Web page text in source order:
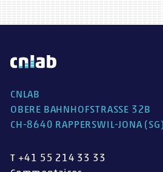
Aucun résultat local
CNLAB
OBERE BAHNHOFSTRASSE 32B
CH-8640 RAPPERSWIL-JONA (SG)
T +41 55 214 33 33